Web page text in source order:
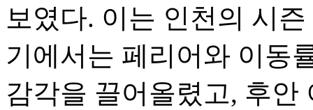
보였다. 이는 인천의 시
기에서는 페리어와 이동
감각을 끌어올렸고, 후안